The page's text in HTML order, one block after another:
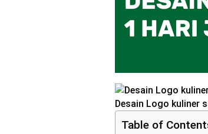
Desain Logo kuliner
Table of